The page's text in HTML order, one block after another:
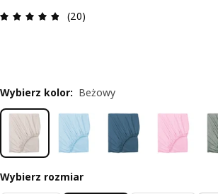
Opinia: 4.8 na 5 gwiazdki.
(20)
Wybierz kolor: Beżowy
Wybierz rozmiar